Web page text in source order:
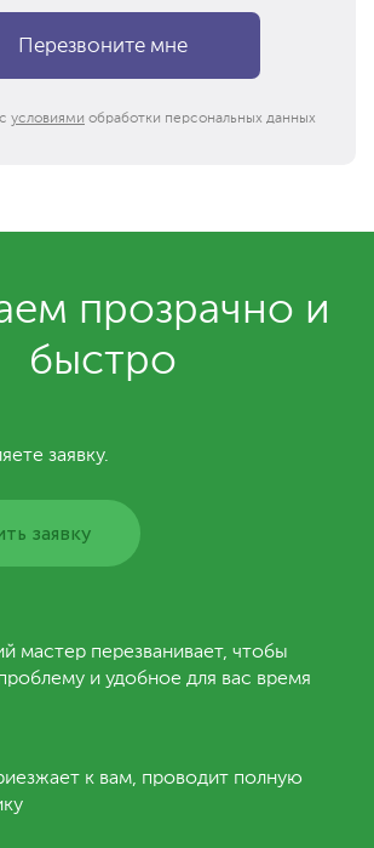
условиями обработки персональных данных
прозрачно и
быстро
заявку.
заявку
мастер перезванивает, чтобы
и удобное для вас время
к вам, проводит полную